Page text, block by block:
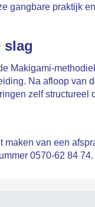
gangbare praktijk
slag
Makigami-
Na afloop van
zelf structureel
van een
0570-62 84 74.